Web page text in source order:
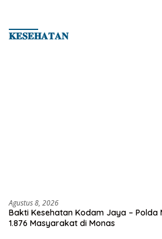
𝐊𝐄𝐒𝐄𝐇𝐀𝐓𝐀𝐍
Agustus 8, 2026
Bakti Kesehatan Kodam Jaya – Polda
1.876 Masyarakat di Monas